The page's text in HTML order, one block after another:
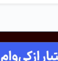
محفوظ است.